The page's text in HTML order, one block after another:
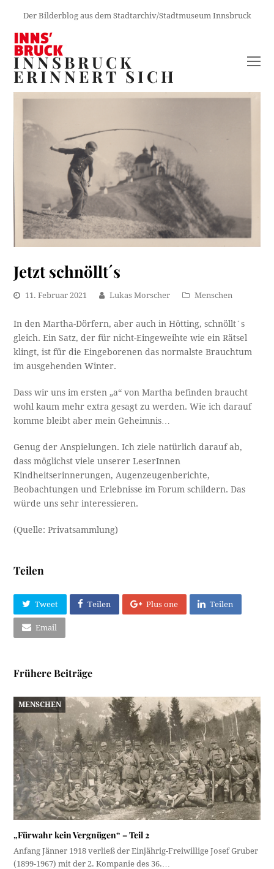
Der Bilderblog aus dem Stadtarchiv/Stadtmuseum Innsbruck
INNSBRUCK
ERINNERT SICH
Jetzt schnöllt´s
11. Februar 2021 Lukas Morscher Menschen
In den Martha-Dörfern, aber auch in Hötting, schnöllt´s
gleich. Ein Satz, der für nicht-Eingeweihte wie ein Rätsel
klingt, ist für die Eingeborenen das normalste Brauchtum
im ausgehenden Winter.
Dass wir uns im ersten „a“ von Martha befinden braucht
wohl kaum mehr extra gesagt zu werden. Wie ich darauf
komme bleibt aber mein Geheimnis…
Genug der Anspielungen. Ich ziele natürlich darauf ab,
dass möglichst viele unserer LeserInnen
Kindheitserinnerungen, Augenzeugenberichte,
Beobachtungen und Erlebnisse im Forum schildern. Das
würde uns sehr interessieren.
(Quelle: Privatsammlung)
Teilen
Tweet Teilen Plus one Teilen
Email
Frühere Beiträge
MENSCHEN
„Fürwahr kein Vergnügen“ – Teil 2
Anfang Jänner 1918 verließ der Einjährig-Freiwillige Josef Gruber
(1899-1967) mit der 2. Kompanie des 36.…